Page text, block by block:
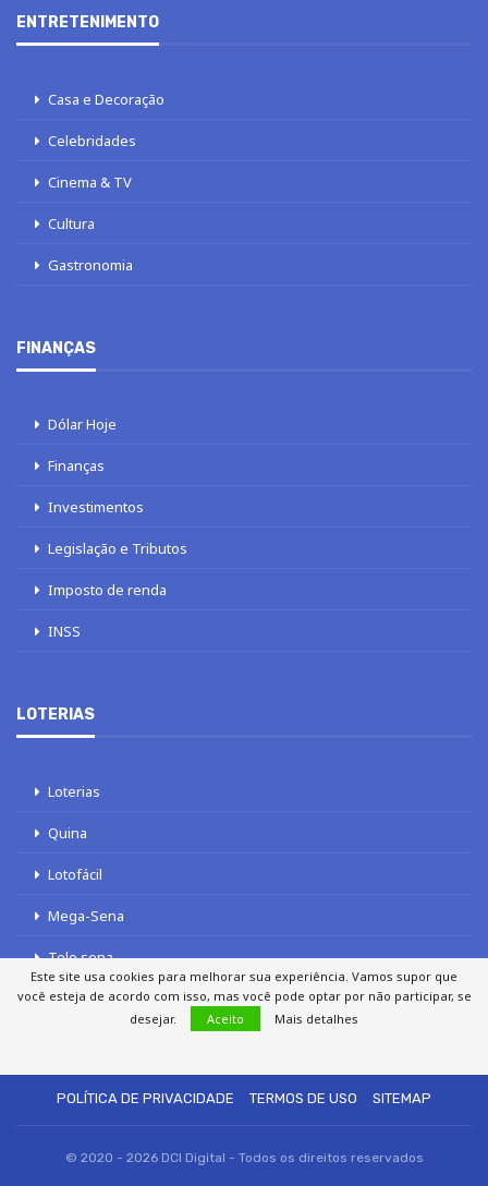
ENTRETENIMENTO
Casa e Decoração
Celebridades
Cinema & TV
Cultura
Gastronomia
FINANÇAS
Dólar Hoje
Finanças
Investimentos
Legislação e Tributos
Imposto de renda
INSS
LOTERIAS
Loterias
Quina
Lotofácil
Mega-Sena
Tele sena
POLÍTICA DE PRIVACIDADE
TERMOS DE USO SITEMAP
© 2020 - 2026 DCI Digital - Todos os direitos reservados
Este site usa cookies para melhorar sua experiência. Vamos supor que
você esteja de acordo com isso, mas você pode optar por não participar, se
desejar.
Aceito Mais detalhes